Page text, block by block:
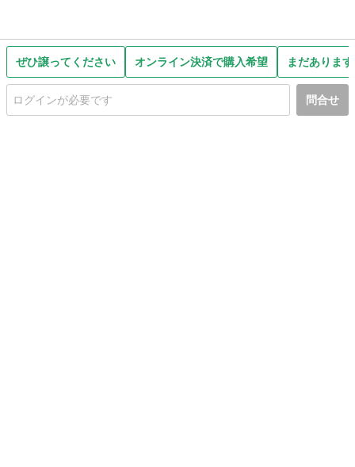
ぜひ譲ってください オンライン決済で購入希望 まだありま
問合せ